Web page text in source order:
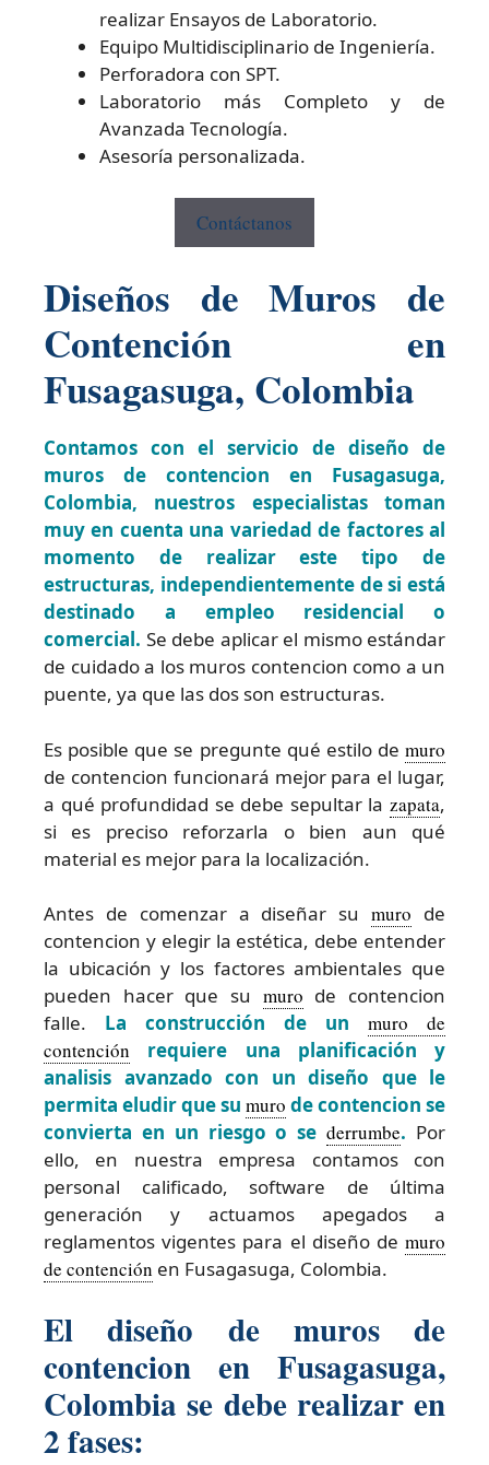
realizar Ensayos de Laboratorio.
Equipo Multidisciplinario de Ingeniería.
Perforadora con SPT.
Laboratorio más Completo y de
Avanzada Tecnología.
Asesoría personalizada.
Contáctanos
Diseños de Muros de
Contención en
Fusagasuga, Colombia
Contamos con el servicio de diseño de
muros de contencion en Fusagasuga,
Colombia, nuestros especialistas toman
muy en cuenta una variedad de factores al
momento de realizar este tipo de
estructuras, independientemente de si está
destinado a empleo residencial o
comercial. Se debe aplicar el mismo estándar
de cuidado a los muros contencion como a un
puente, ya que las dos son estructuras.
Es posible que se pregunte qué estilo de muro
de contencion funcionará mejor para el lugar,
a qué profundidad se debe sepultar la zapata,
si es preciso reforzarla o bien aun qué
material es mejor para la localización.
Antes de comenzar a diseñar sumuro de
contencion y elegir la estética, debe entender
la ubicación y los factores ambientales que
pueden hacer que su muro de contencion
falle. La construcción de un muro de
contención requiere una planificación y
analisis avanzado con un diseño que le
permita eludir que su muro de contencion se
convierta en un riesgo o sederrumbe. Por
ello, en nuestra empresa contamos con
personal calificado, software de última
generación y actuamos apegados a
reglamentos vigentes para el diseño de muro
de contención en Fusagasuga, Colombia.
El diseño de muros de
contencion en Fusagasuga,
Colombia se debe realizar en
2 fases: